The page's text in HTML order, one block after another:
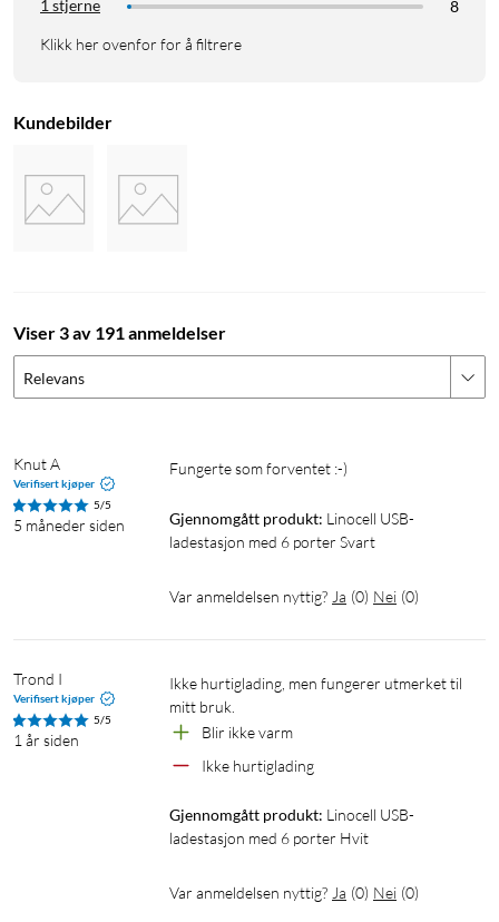
1 stjerne
8
Klikk her ovenfor for å filtrere
Kundebilder
Viser 3 av 191 anmeldelser
Relevans
Knut A
Verifisert kjøper
5/5
5 måneder siden
Fungerte som forventet :-)
Gjennomgått produkt: Linocell USB-
ladestasjon med 6 porter Svart
Var anmeldelsen nyttig? Ja (0) Nei (0)
Trond I
Verifisert kjøper
5/5
1 år siden
Ikke hurtiglading, men fungerer utmerket til
mitt bruk.
Blir ikke varm
Ikke hurtiglading
Gjennomgått produkt: Linocell USB-
ladestasjon med 6 porter Hvit
Var anmeldelsen nyttig? Ja (0) Nei (0)